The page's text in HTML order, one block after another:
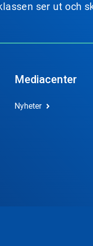
ser ut och
Mediacenter
Nyheter